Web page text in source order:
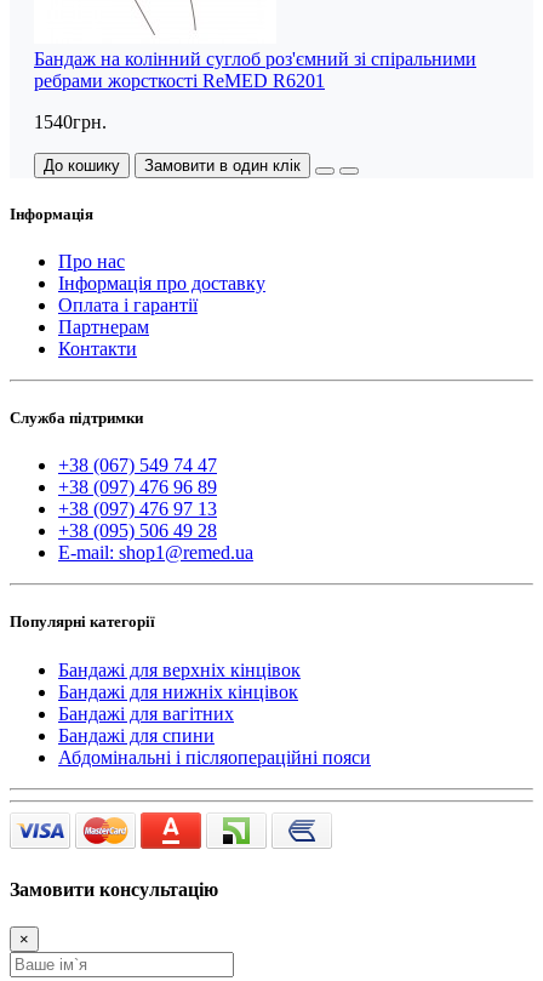
Бандаж на колінний суглоб роз'ємний зі спіральними
ребрами жорсткості ReMED R6201
1540грн.
До кошику Замовити в один клік
Інформація
Про нас
Інформація про доставку
Оплата і гарантії
Партнерам
Контакти
Служба підтримки
+38 (067) 549 74 47
+38 (097) 476 96 89
+38 (097) 476 97 13
+38 (095) 506 49 28
E-mail: shop1@remed.ua
Популярні категорії
Бандажі для верхніх кінцівок
Бандажі для нижніх кінцівок
Бандажі для вагітних
Бандажі для спини
Абдомінальні і післяопераційні пояси
Замовити консультацію
×